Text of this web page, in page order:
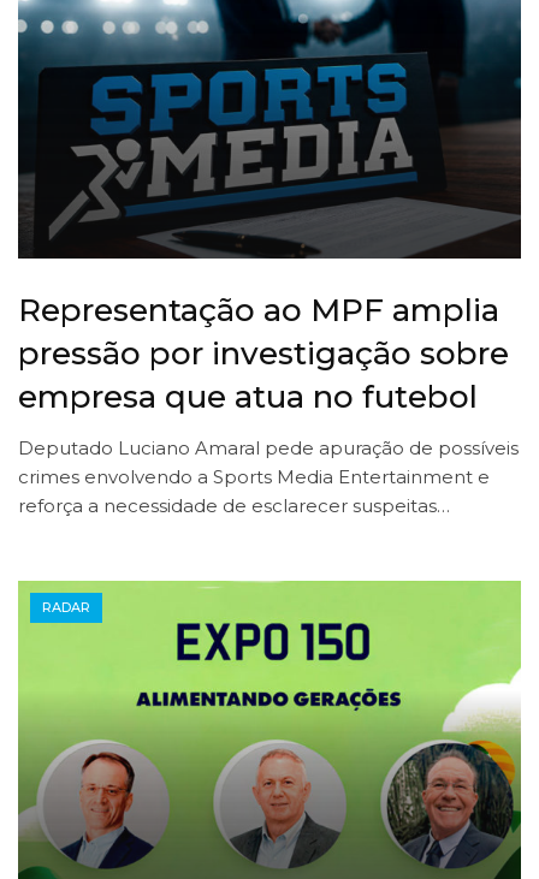
Representação ao MPF amplia
pressão por investigação sobre
empresa que atua no futebol
Deputado Luciano Amaral pede apuração de possíveis
crimes envolvendo a Sports Media Entertainment e
reforça a necessidade de esclarecer suspeitas…
RADAR